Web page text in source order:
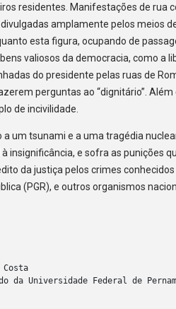
residentes. Manifestações de rua
amplamente pelos meios
esta figura, ocupando de
valiosos da democracia, como a
do presidente pelas ruas de
perguntas ao “dignitário”.
de incivilidade.
um tsunami e a uma tragédia
insignificância, e sofra as punições
da justiça pelos crimes conhecidos
(PGR), e outros organismos
da Universidade Federal de